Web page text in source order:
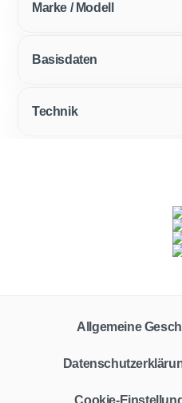
Marke / Modell
Basisdaten
Technik
Vertragstyp
Leasing
Leasingfaktor
Allgemeine
Cookie-